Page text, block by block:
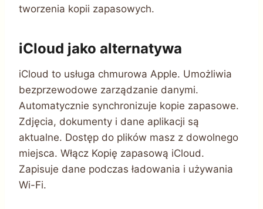
tworzenia kopii zapasowych.
iCloud jako alternatywa
iCloud to usługa chmurowa Apple. Umożliwia
bezprzewodowe zarządzanie danymi.
Automatycznie synchronizuje kopie zapasowe.
Zdjęcia, dokumenty i dane aplikacji są
aktualne. Dostęp do plików masz z dowolnego
miejsca. Włącz Kopię zapasową iCloud.
Zapisuje dane podczas ładowania i używania
Wi-Fi.